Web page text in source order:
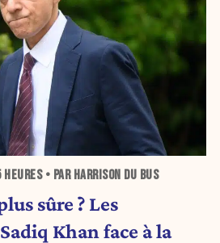
HEURES• PAR HARRISON DU BUS
sûre ? Les
Khan face à la